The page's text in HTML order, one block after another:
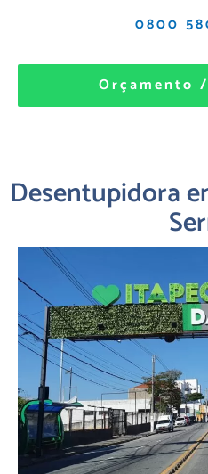
0800
Orçamento
Desentupidora